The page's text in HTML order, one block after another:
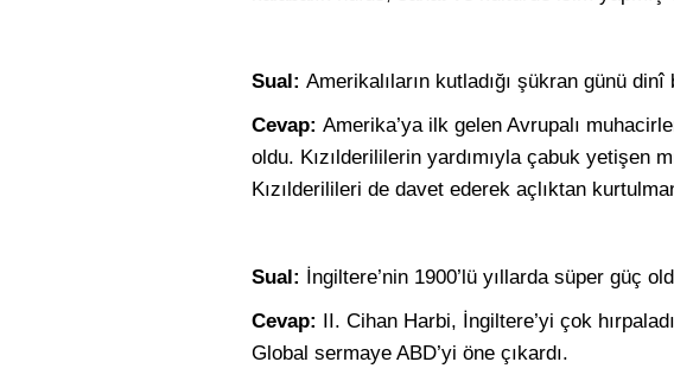
Sual: Amerikalıların kutladığı şükran günü dinî
Cevap: Amerika’ya ilk gelen Avrupalı
oldu. Kızılderililerin yardımıyla çabuk yetişen
Kızılderilileri de davet ederek açlıktan
Sual: İngiltere’nin 1900’lü yıllarda süper güç
Cevap: II. Cihan Harbi, İngiltere’yi çok
Global sermaye ABD’yi öne çıkardı.